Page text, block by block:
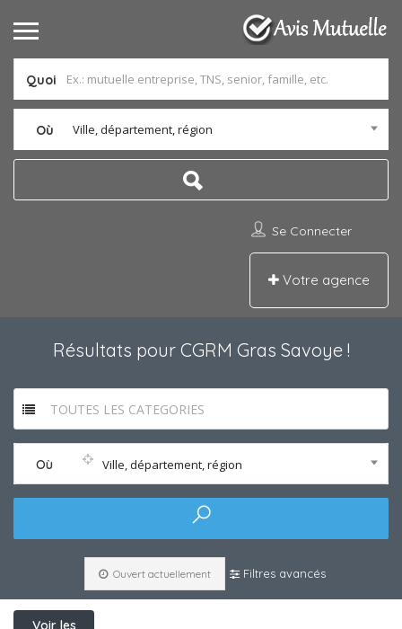
Quoi
Où Ville, département, région
Se Connecter
Votre agence
Résultats pour CGRM Gras Savoye!
TOUTES LES CATEGORIES
Où Ville, département, région
Ouvert actuellement Filtres avancés
Voir les